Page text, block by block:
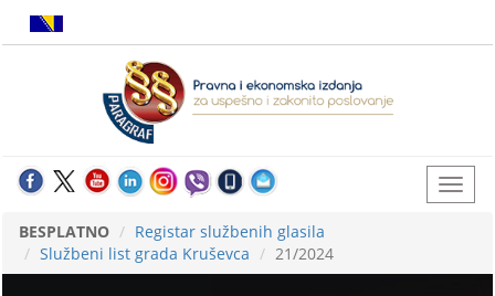
BESPLATNO
Registar službenih glasila
Službeni list grada Kruševca
21/2024